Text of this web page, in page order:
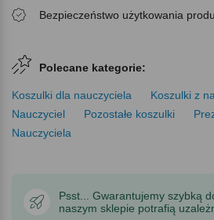
Bezpieczeństwo użytkowania
Polecane kategorie:
Koszulki dla nauczyciela
Koszulki z
Nauczyciel
Pozostałe koszulki
Nauczyciela
Psst... Gwarantujemy szybką
naszym sklepie potrafią